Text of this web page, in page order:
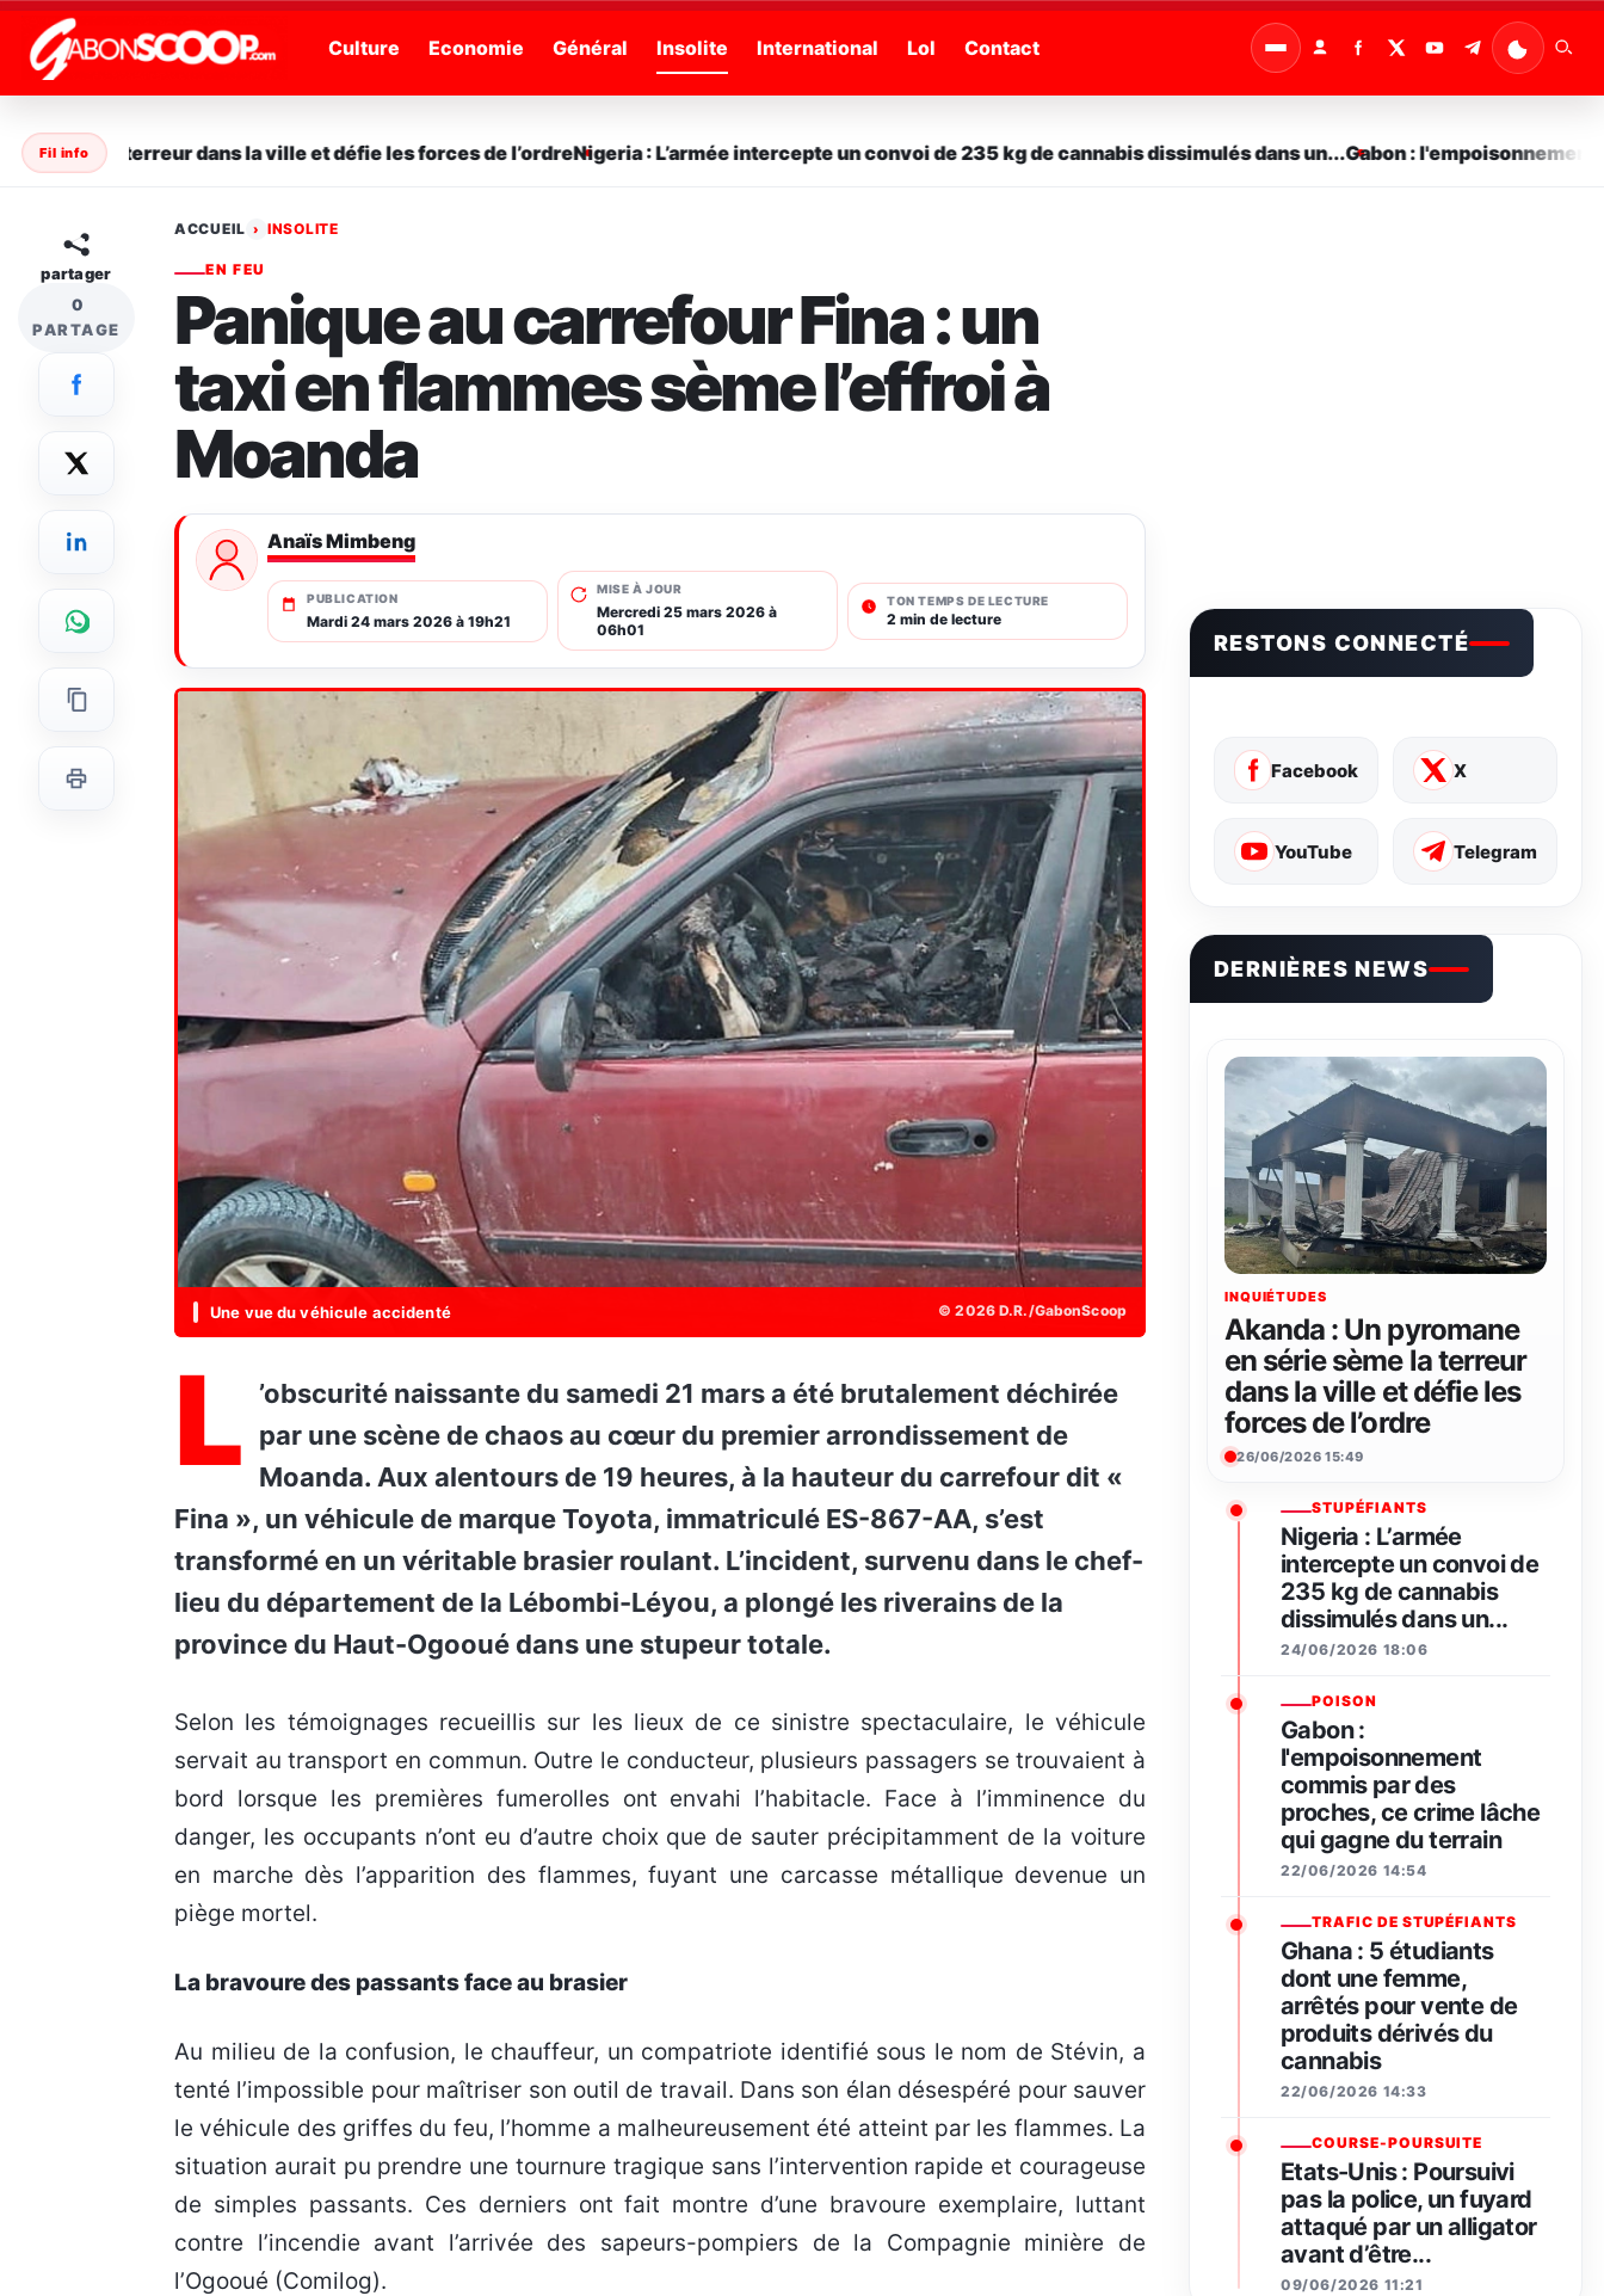
" />
Culture
Economie Général Insolite International Lol Contact
Fil info
sème la terreur dans la ville et défie les forces de l’ordreNigeria : L’armée intercepte un convoi de 235 kg de cannabis dissimulés dans un...Gabon : l'empoisonnement
partager
0
PARTAGE
ACCUEIL › INSOLITE
EN FEU
Panique au carrefour Fina : un
taxi en flammes sème l’effroi à
Moanda
Anaïs Mimbeng
PUBLICATION
Mardi 24 mars 2026 à 19h21
MISE À JOUR
Mercredi 25 mars 2026 à
06h01
TON TEMPS DE LECTURE
2 min de lecture
Une vue du véhicule accidenté © 2026 D.R./GabonScoop
L ’obscurité naissante du samedi 21 mars a été brutalement déchirée
par une scène de chaos au cœur du premier arrondissement de
Moanda. Aux alentours de 19 heures, à la hauteur du carrefour dit «
Fina », un véhicule de marque Toyota, immatriculé ES-867-AA, s’est
transformé en un véritable brasier roulant. L’incident, survenu dans le chef-
lieu du département de la Lébombi-Léyou, a plongé les riverains de la
province du Haut-Ogooué dans une stupeur totale.
Selon les témoignages recueillis sur les lieux de ce sinistre spectaculaire, le véhicule
servait au transport en commun. Outre le conducteur, plusieurs passagers se trouvaient à
bord lorsque les premières fumerolles ont envahi l’habitacle. Face à l’imminence du
danger, les occupants n’ont eu d’autre choix que de sauter précipitamment de la voiture
en marche dès l’apparition des flammes, fuyant une carcasse métallique devenue un
piège mortel.
La bravoure des passants face au brasier
Au milieu de la confusion, le chauffeur, un compatriote identifié sous le nom de Stévin, a
tenté l’impossible pour maîtriser son outil de travail. Dans son élan désespéré pour sauver
le véhicule des griffes du feu, l’homme a malheureusement été atteint par les flammes. La
situation aurait pu prendre une tournure tragique sans l’intervention rapide et courageuse
de simples passants. Ces derniers ont fait montre d’une bravoure exemplaire, luttant
contre l’incendie avant l’arrivée des sapeurs-pompiers de la Compagnie minière de
l’Ogooué (Comilog).
RESTONS CONNECTÉ
Facebook X
YouTube Telegram
DERNIÈRES NEWS
INQUIÉTUDES
Akanda : Un pyromane
en série sème la terreur
dans la ville et défie les
forces de l’ordre
26/06/2026 15:49
STUPÉFIANTS
Nigeria : L’armée
intercepte un convoi de
235 kg de cannabis
dissimulés dans un...
24/06/2026 18:06
POISON
Gabon :
l'empoisonnement
commis par des
proches, ce crime lâche
qui gagne du terrain
22/06/2026 14:54
TRAFIC DE STUPÉFIANTS
Ghana : 5 étudiants
dont une femme,
arrêtés pour vente de
produits dérivés du
cannabis
22/06/2026 14:33
COURSE-POURSUITE
Etats-Unis : Poursuivi
pas la police, un fuyard
attaqué par un alligator
avant d’être...
09/06/2026 11:21